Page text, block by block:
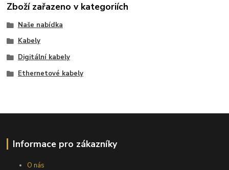
Zboží zařazeno v kategoriích
Naše nabídka
Kabely
Digitální kabely
Ethernetové kabely
Informace pro zákazníky
O nás